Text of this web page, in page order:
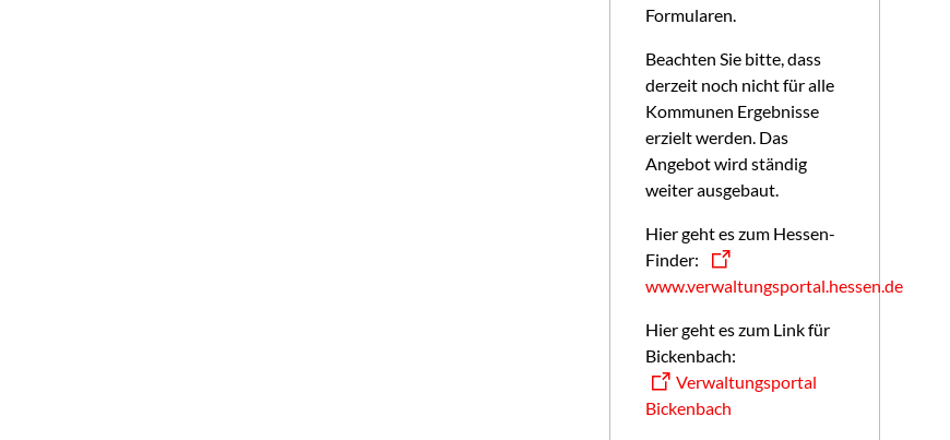
Formularen.
Beachten Sie bitte, dass
derzeit noch nicht für alle
Kommunen Ergebnisse
erzielt werden. Das
Angebot wird ständig
weiter ausgebaut.
Hier geht es zum Hessen-
Finder:
www.verwaltungsportal.hessen.de
Hier geht es zum Link für
Bickenbach:
Verwaltungsportal
Bickenbach